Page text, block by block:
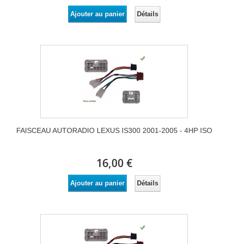
Ajouter au panier Détails
FAISCEAU AUTORADIO LEXUS IS300 2001-2005 - 4HP ISO
16,00 €
Ajouter au panier Détails